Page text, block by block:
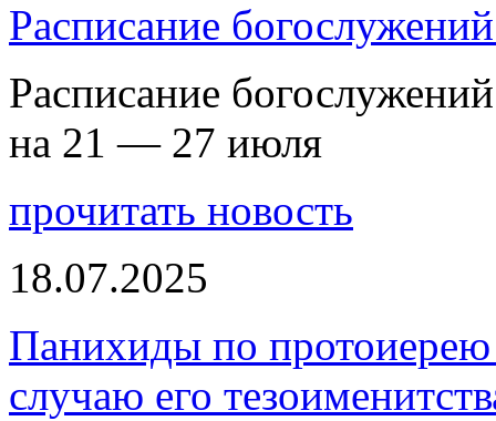
Расписание
Расписание
на 21 — 27 июля
прочитать новость
18.07.2025
Панихиды по
случаю его